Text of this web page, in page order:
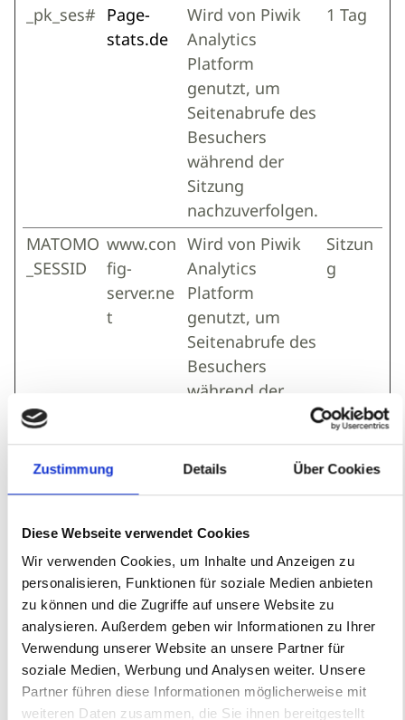
Zustimmung Details Über Cookies
Diese Webseite verwendet Cookies
Wir verwenden Cookies, um Inhalte und Anzeigen zu
personalisieren, Funktionen für soziale Medien anbieten
zu können und die Zugriffe auf unsere Website zu
analysieren. Außerdem geben wir Informationen zu Ihrer
Verwendung unserer Website an unsere Partner für
soziale Medien, Werbung und Analysen weiter. Unsere
Partner führen diese Informationen möglicherweise mit
weiteren Daten zusammen, die Sie ihnen bereitgestellt
_pk_ses# Page-
stats.de
Wird von Piwik
Analytics
Platform
genutzt, um
Seitenabrufe des
Besuchers
während der
Sitzung
nachzuverfolgen.
1 Tag
MATOMO
_SESSID
www.con
fig-
server.ne
t
Wird von Piwik
Analytics
Platform
genutzt, um
Seitenabrufe des
Besuchers
während der
nachzuverfolgen.
Sitzun
g
TEST_AM
CV_COOK
Datev
Registriert
statistische
Besucher auf der
Website. Wird
vom Website-
Betreiber für
internes
Analytics
2 Jahre